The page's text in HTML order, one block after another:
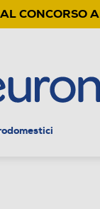
CONCORSO